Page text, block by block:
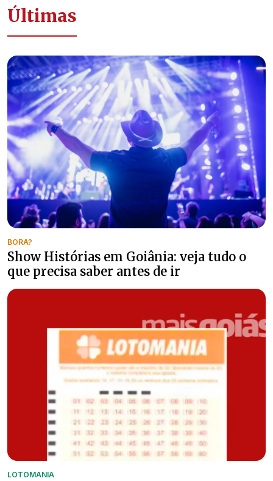
Últimas
BORA?
Show Histórias em Goiânia: veja tudo o
que precisa saber antes de ir
LOTOMANIA